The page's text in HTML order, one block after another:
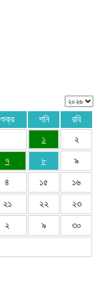
শুক্র শনি
রবি
১
২
৭ ৮ ৯
৪ ১৫ ১৬
২১ ২২ ২৩
২ ৯ ৩০